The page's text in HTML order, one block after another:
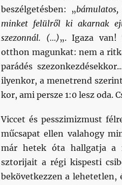
beszélgetésben: „
minket felülről ki akarnak
szezonnál. (…)„. Igaza van!
otthon magunkat: nem a
parádés
ilyenkor, a menetrend
kor, ami persze 1:0 lesz oda.
Viccet és pesszimizmust
műcsapat ellen valahogy
már hetek óta hallgatja a
sztorijait a régi kispesti
bekövetkezzen a